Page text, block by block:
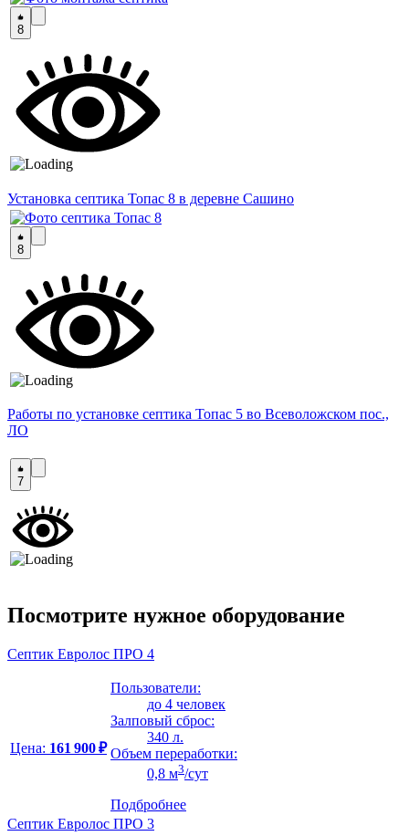
8
Установка септика Топас 8 в деревне Сашино
8
Работы по установке септика Топас 5 во Всеволожском пос.,
ЛО
7
Посмотрите нужное оборудование
Септик Евролос ПРО 4
Цена: 161 900 ₽
Пользователи:
до 4 человек
Залповый сброс:
340 л.
Объем переработки:
0,8 м3/сут
Подбробнее
Септик Евролос ПРО 3